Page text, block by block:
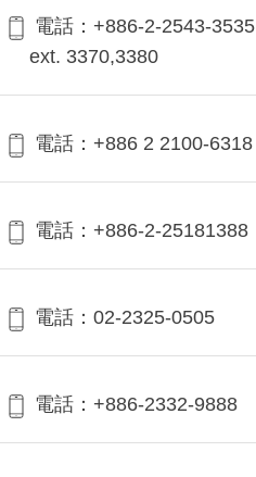
電話：+886-2-2543-3535
ext. 3370,3380
電話：+886 2 2100-6318
電話：+886-2-25181388
電話：02-2325-0505
電話：+886-2332-9888